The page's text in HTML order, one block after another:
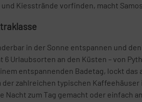
Kiesstrände vorfinden, macht
in der Sonne entspannen und
6 Urlaubsorten an den Küsten – von
entspannenden Badetag, lockt
der zahlreichen typischen
Nacht zum Tag gemacht oder einfach